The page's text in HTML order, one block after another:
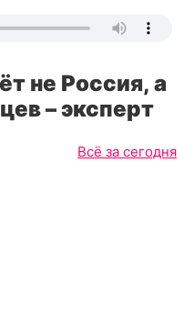
не Россия, а
– эксперт
Всё за сегодня